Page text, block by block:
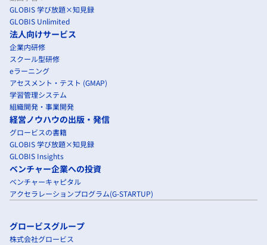
GLOBIS 学び放題×知見録
GLOBIS Unlimited
法人向けサービス
企業内研修
スクール型研修
eラーニング
アセスメント・テスト (GMAP)
学習管理システム
組織開発・事業開発
経営ノウハウの出版・発信
グロービスの書籍
GLOBIS 学び放題×知見録
GLOBIS Insights
ベンチャー企業への投資
ベンチャーキャピタル
アクセラレーションプログラム(G-STARTUP)
グロービスグループ
株式会社グロービス